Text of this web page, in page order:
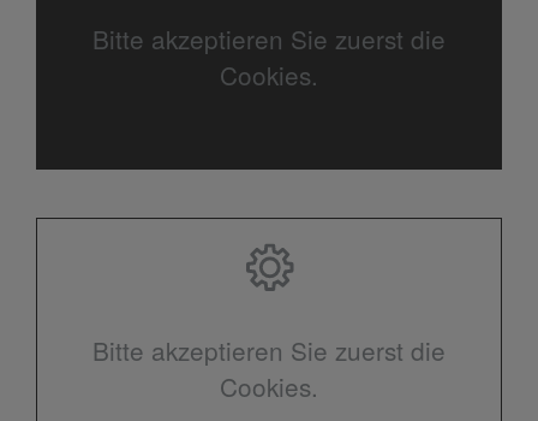
Bitte akzeptieren Sie zuerst die
Cookies.
Bitte akzeptieren Sie zuerst die
Cookies.